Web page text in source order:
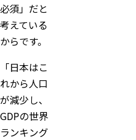
必須」だと
考えている
からです。
「日本はこ
れから人口
が減少し、
GDPの世界
ランキング